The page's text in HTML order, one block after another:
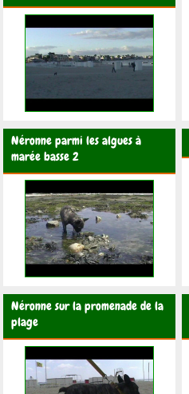
Néronne parmi les algues à
marée basse 2
Néronne sur la promenade de la
plage